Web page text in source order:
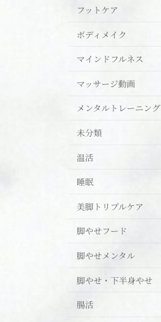
フットケア
ボディメイク
マインドフルネス
マッサージ動画
メンタルトレーニング
未分類
温活
睡眠
美脚トリプルケア
脚やせフード
脚やせメンタル
脚やせ・下半身やせ
腸活